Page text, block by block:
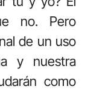
no. Pero
de un uso
y nuestra
como